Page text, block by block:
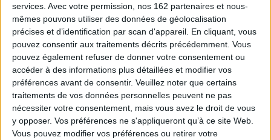
services. Avec votre permission, nos 162 partenaires et nous-
mêmes pouvons utiliser des données de géolocalisation
précises et d’identification par scan d'appareil. En cliquant, vous
pouvez consentir aux traitements décrits précédemment. Vous
pouvez également refuser de donner votre consentement ou
accéder à des informations plus détaillées et modifier vos
préférences avant de consentir. Veuillez noter que certains
traitements de vos données personnelles peuvent ne pas
nécessiter votre consentement, mais vous avez le droit de vous
y opposer. Vos préférences ne s'appliqueront qu’à ce site Web.
Vous pouvez modifier vos préférences ou retirer votre
Dossiers
Littérature Sports natation
NAGEZ !
L'été approche à grands pas. C'est le moment de se jeter à l'eau, d'apprendre à
nager, de faire d...